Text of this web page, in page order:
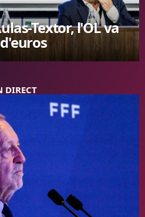
Textor, l'OL va
DIRECT